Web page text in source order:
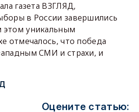
газета ВЗГЛЯД,
в России завершились
уникальным
отмечалось, что победа
СМИ и страхи, и
Оцените статью: